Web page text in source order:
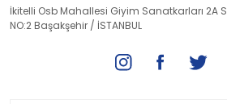
İkitelli Osb Mahallesi Giyim Sanatkarları 2A
NO:2 Başakşehir / İSTANBUL